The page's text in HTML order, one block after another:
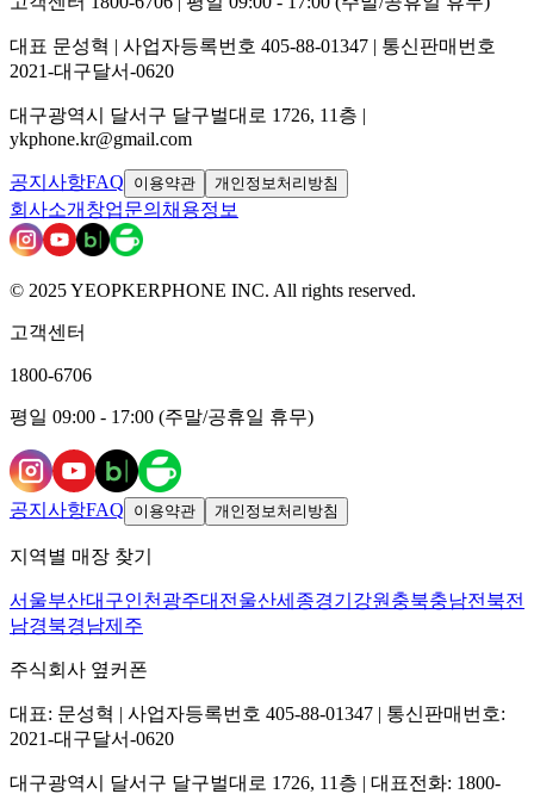
대표 문성혁 | 사업자등록번호 405-88-01347 | 통신판매번호
2021-대구달서-0620
대구광역시 달서구 달구벌대로 1726, 11층 |
ykphone.kr@gmail.com
공지사항FAQ 이용약관 개인정보처리방침
회사소개 창업문의 채용정보
© 2025 YEOPKERPHONE INC. All rights reserved.
고객센터
1800-6706
평일 09:00 - 17:00 (주말/공휴일 휴무)
공지사항FAQ 이용약관 개인정보처리방침
지역별 매장 찾기
서울부산대구인천 광주대전 울산세종경기 강원 충북충남전북전
남경북경남제주
주식회사 옆커폰
대표: 문성혁 | 사업자등록번호 405-88-01347 | 통신판매번호:
2021-대구달서-0620
대구광역시 달서구 달구벌대로 1726, 11층 | 대표전화: 1800-